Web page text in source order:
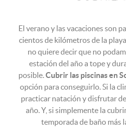
El verano y las vacaciones son
cientos de kilómetros de la
no quiere decir que no
estación del año a tope y
posible.Cubrir las piscinas en
opción para conseguirlo. Si la
practicar natación y disfrutar
año. Y, si simplemente la
temporada de baño más